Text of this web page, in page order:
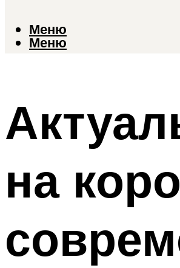
Меню
Меню
на